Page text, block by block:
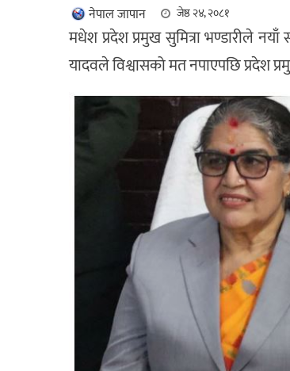
नेपाल जापान जेष्ठ २४, २०८१
मधेश प्रदेश प्रमुख सुमित्रा भण्डारीले
यादवले विश्वासको मत नपाएपछि प्रदेश